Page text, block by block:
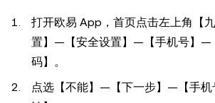
打开欧易 App，首页点击左上角【
置】—【安全设置】—【手机号】—
码】。
点选【不能】—【下一步】—【手